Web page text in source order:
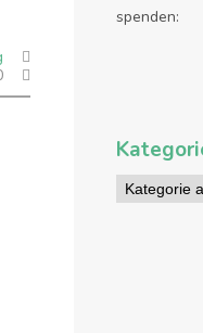
spenden: